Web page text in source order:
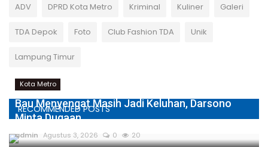
ADV DPRD Kota Metro Kriminal Kuliner Galeri
TDA Depok Foto Club Fashion TDA Unik
Lampung Timur
RECOMMENDED POSTS
Kota Metro
Bau Menyengat Masih Jadi Keluhan, Darsono
Minta Dugaan...
admin Agustus 3, 2026 0 20